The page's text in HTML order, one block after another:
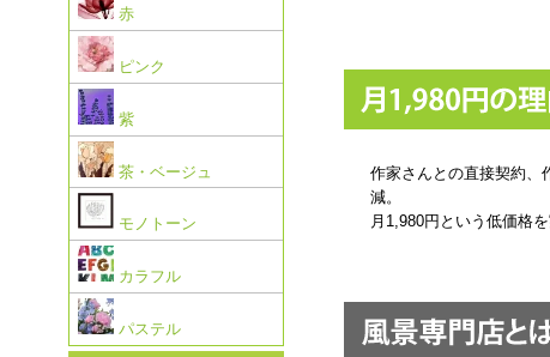
作家さんとの直接契約、
減。
月1,980円という低価格を
赤
ピンク
紫
茶・ベージュ
モノトーン
カラフル
パステル